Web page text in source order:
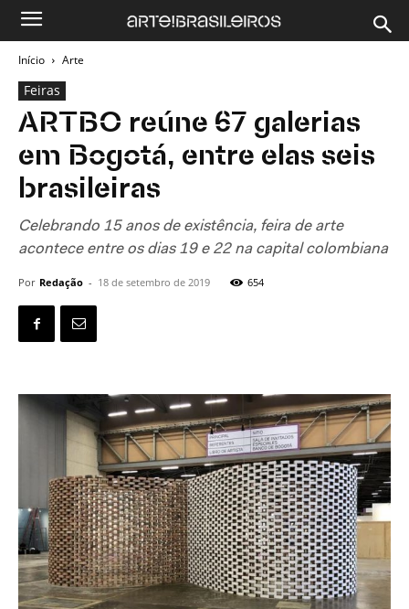
Início Arte
Feiras
ARTBO reúne 67 galerias
em Bogotá, entre elas seis
brasileiras
Celebrando 15 anos de existência, feira de arte
acontece entre os dias 19 e 22 na capital colombiana
Por Redação - 18 de setembro de 2019 654